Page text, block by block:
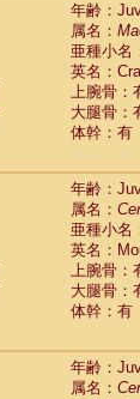
年齢：
属名：
亜種小名
英名：
上腕骨：
大腿骨：
体幹：有
年齢：
属名：
亜種小名
英名：
上腕骨：
大腿骨：
体幹：有
年齢：
属名：